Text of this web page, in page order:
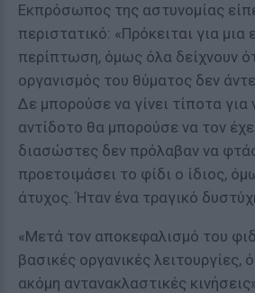
Εκπρόσωπος της αστυνομίας
περιστατικό: «Πρόκειται για μια
περίπτωση, όμως όλα δείχνουν
οργανισμός του θύματος δεν
Δε μπορούσε να γίνει τίποτα
αντίδοτο θα μπορούσε να τον
διασώστες δεν πρόλαβαν να
προετοιμάσει το φίδι ο ίδιος,
άτυχος. Ήταν ένα τραγικό
«Μετά τον αποκεφαλισμό του
βασικές οργανικές λειτουργίες,
ακόμη αντανακλαστικές